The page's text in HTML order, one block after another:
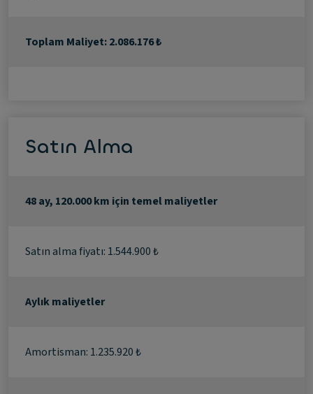
Toplam Maliyet: 2.086.176 ₺
Satın Alma
48 ay, 120.000 km için temel maliyetler
Satın alma fiyatı: 1.544.900 ₺
Aylık maliyetler
Amortisman: 1.235.920 ₺